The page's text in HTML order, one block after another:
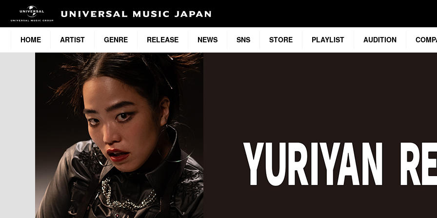
HOME ARTIST GENRE RELEASE NEWS SNS STORE PLAYLIST AUDITION